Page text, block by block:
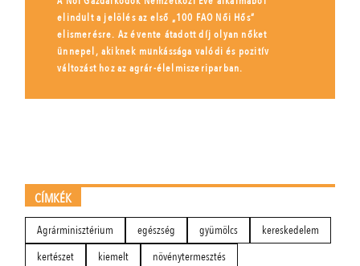
elindult a jelölés az első „100 FAO Női Hős”
elismerésre. Az évente átadott díj olyan nőket
ünnepel, akiknek munkássága valódi és pozitív
változást hoz az agrár-élelmiszeriparban.
CÍMKÉK
Agrárminisztérium egészség gyümölcs
kereskedelem
kertészet
kiemelt
növénytermesztés